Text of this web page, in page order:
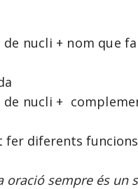
nucli + nom que
nucli +
diferents funcions
oració sempre és un